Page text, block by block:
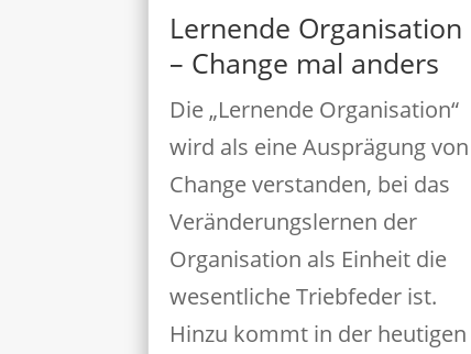
Lernende Organisation
– Change mal anders
Die „Lernende Organisation“
wird als eine Ausprägung von
Change verstanden, bei das
Veränderungslernen der
Organisation als Einheit die
wesentliche Triebfeder ist.
Hinzu kommt in der heutigen